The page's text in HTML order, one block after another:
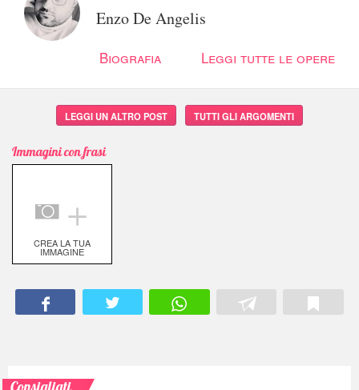
Enzo De Angelis
Biografia Leggi tutte le opere
LEGGI UN ALTRO POST TUTTI GLI ARGOMENTI
Immagini con frasi
＋
CREA LA TUA
IMMAGINE
Consigliati